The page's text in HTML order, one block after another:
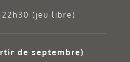
22h30 (jeu libre)
de septembre) :